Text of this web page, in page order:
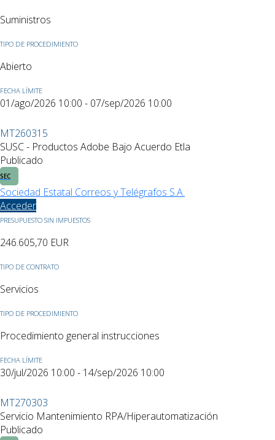
Suministros
TIPO DE PROCEDIMIENTO
Abierto
FECHA LÍMITE
01/ago/2026 10:00 - 07/sep/2026 10:00
MT260315
SUSC - Productos Adobe Bajo Acuerdo Etla
Publicado
SEC
Sociedad Estatal Correos y Telégrafos S.A.
Acceder
PRESUPUESTO SIN IMPUESTOS
246.605,70 EUR
TIPO DE CONTRATO
Servicios
TIPO DE PROCEDIMIENTO
Procedimiento general instrucciones
FECHA LÍMITE
30/jul/2026 10:00 - 14/sep/2026 10:00
MT270303
Servicio Mantenimiento RPA/Hiperautomatización
Publicado